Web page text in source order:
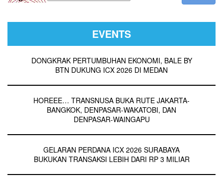
EVENTS
DONGKRAK PERTUMBUHAN EKONOMI, BALE BY
BTN DUKUNG ICX 2026 DI MEDAN
HOREEE… TRANSNUSA BUKA RUTE JAKARTA-
BANGKOK, DENPASAR-WAKATOBI, DAN
DENPASAR-WAINGAPU
GELARAN PERDANA ICX 2026 SURABAYA
BUKUKAN TRANSAKSI LEBIH DARI RP 3 MILIAR